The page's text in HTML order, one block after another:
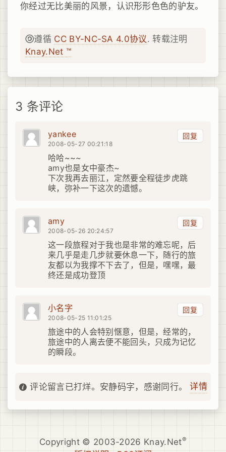
你经过无比美丽的风景，认识形形色色的驴友。
遵循 CC BY-NC-SA 4.0协议. 转载注明
Knay.Net ™
3 条评论
回复
yankee
2008-05-27 00:21:18
哈哈~~~
amy也是女中豪杰~
下次我再去丽江，定然要全程徒步虎跳
峡，弥补一下这次的遗憾。
回复
amy
2008-05-26 20:24:57
这一段旅程对于我也是非常的难忘呢，后
来几乎是走几步就要休息一下，随行的旅
友都以为我撑不下去了，但是，嘿嘿，最
终还是成功登顶
回复
小名字
2008-05-25 11:01:25
旅途中的人会特别惬意，但是，经常的，
旅途中的人离去便不能回头，只成为记忆
的瞬段。
评论留言已打烊。安静码字，感谢同行。 详情
Copyright © 2003-2026 Knay.Net®